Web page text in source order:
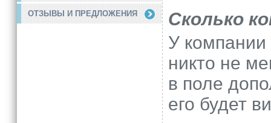
ОТЗЫВЫ И ПРЕДЛОЖЕНИЯ
Сколько
У компании
никто не
в поле
его будет